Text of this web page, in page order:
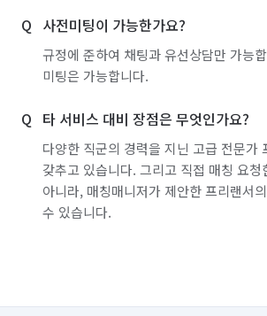
사전미팅이 가능한가요?
규정에 준하여 채팅과 유선상담만 가능
미팅은 가능합니다.
타 서비스 대비 장점은 무엇인가요?
다양한 직군의 경력을 지닌 고급 전문가
갖추고 있습니다. 그리고 직접 매칭 요청
아니라, 매칭매니저가 제안한 프리랜서
수 있습니다.